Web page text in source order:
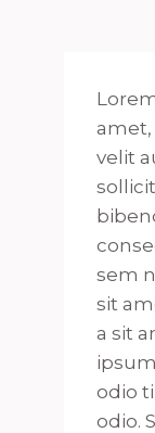
amet,
velit
sem
sit
a sit
odio
odio.